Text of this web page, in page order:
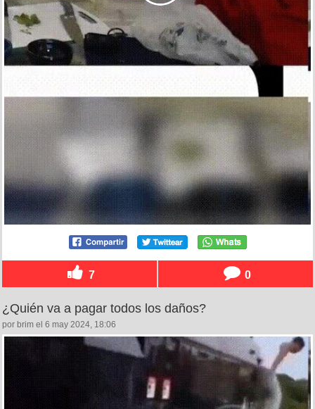
7 0
¿Quién va a pagar todos los daños?
por brim el 6 may 2024, 18:06